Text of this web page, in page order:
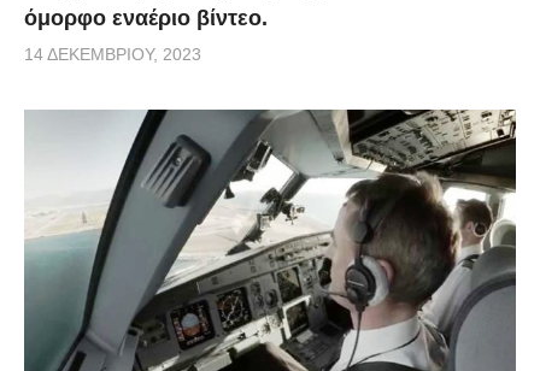
όμορφο εναέριο βίντεο.
14 ΔΕΚΕΜΒΡΊΟΥ, 2023